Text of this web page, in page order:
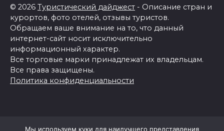
© 2026 Туристический дайджест - Описание стран и
курортов, фото отелей, отзывы туристов.
Обращаем ваше внимание на то, что данный
интернет-сайт носит исключительно
информационный характер.
Все торговые марки принадлежат их владельцам.
Все права защищены.
Политика конфиденциальности
Мы используем куки для наилучшего представления